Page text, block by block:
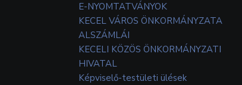
E-NYOMTATVÁNYOK
KECEL VÁROS ÖNKORMÁNYZATA
ALSZÁMLÁI
KECELI KÖZÖS ÖNKORMÁNYZATI
HIVATAL
Képviselő-testületi ülések